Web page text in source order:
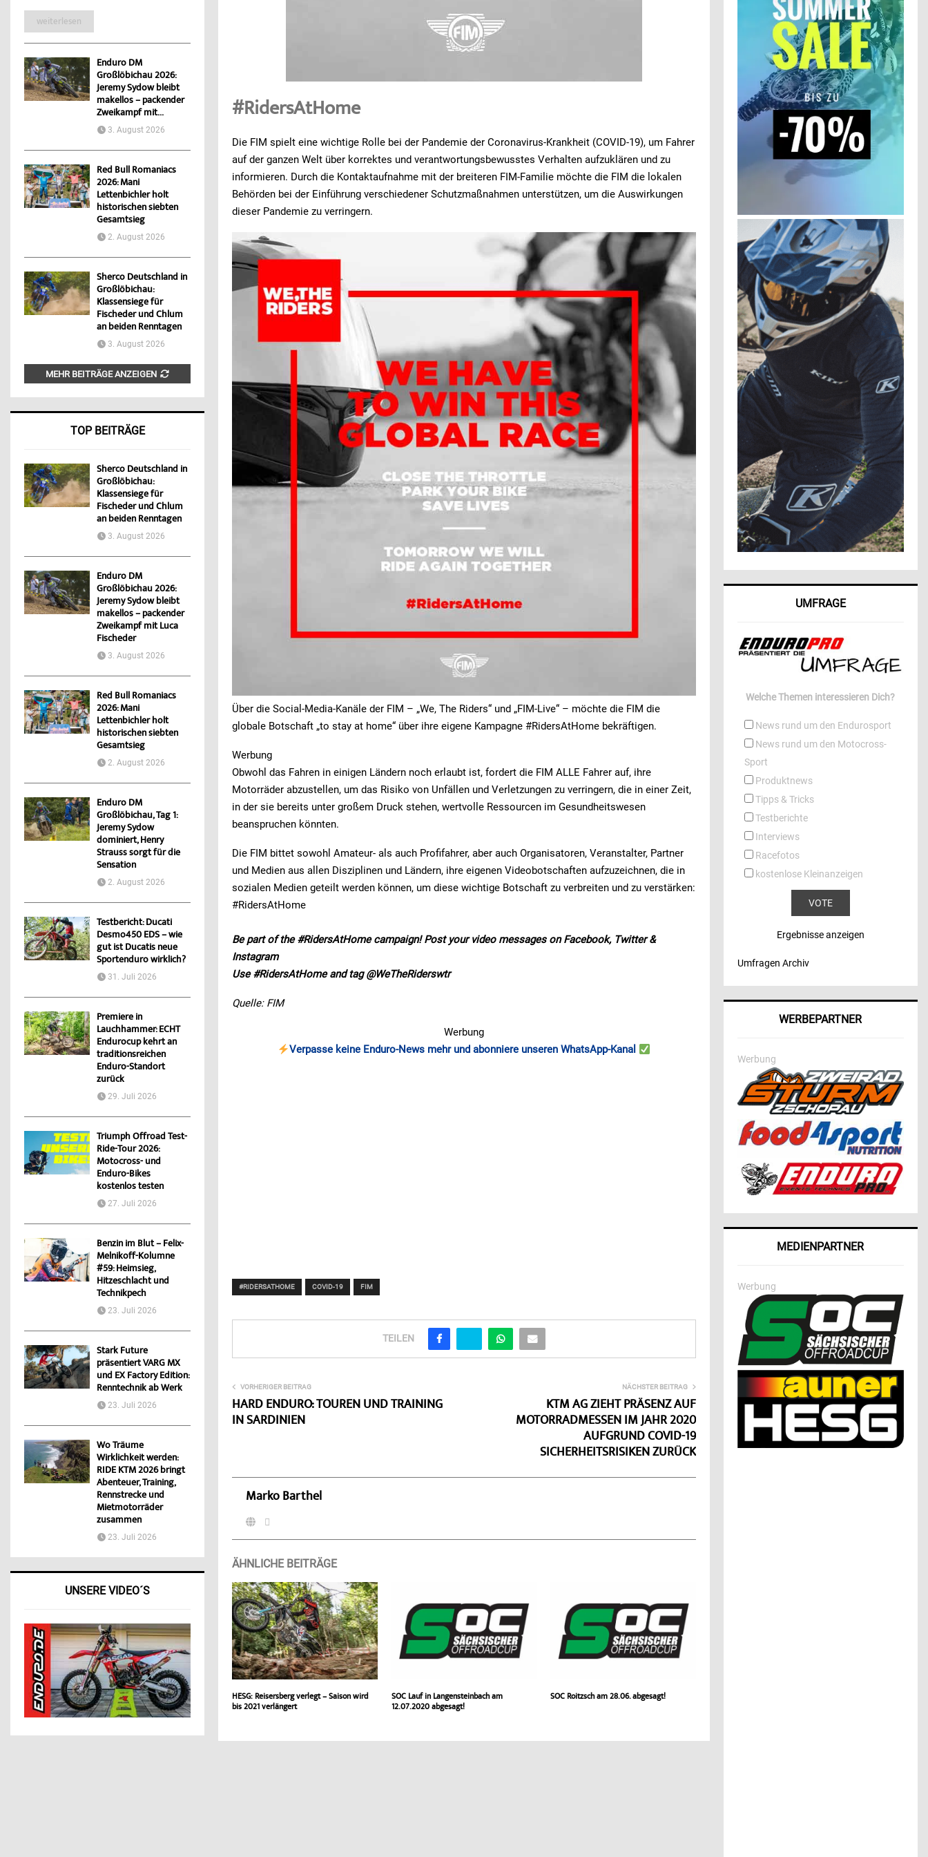
#RidersAtHome
Die FIM spielt eine wichtige Rolle bei der Pandemie der Coronavirus-Krankheit (COVID-19), um Fahrer
auf der ganzen Welt über korrektes und verantwortungsbewusstes Verhalten aufzuklären und zu
informieren. Durch die Kontaktaufnahme mit der breiteren FIM-Familie möchte die FIM die lokalen
Behörden bei der Einführung verschiedener Schutzmaßnahmen unterstützen, um die Auswirkungen
dieser Pandemie zu verringern.
Über die Social-Media-Kanäle der FIM – „We, The Riders“ und „FIM-Live“ – ​​möchte die FIM die
globale Botschaft „to stay at home“ über ihre eigene Kampagne #RidersAtHome bekräftigen.
Werbung
Obwohl das Fahren in einigen Ländern noch erlaubt ist, fordert die FIM ALLE Fahrer auf, ihre
Motorräder abzustellen, um das Risiko von Unfällen und Verletzungen zu verringern, die in einer Zeit,
in der sie bereits unter großem Druck stehen, wertvolle Ressourcen im Gesundheitswesen
beanspruchen könnten.
Die FIM bittet sowohl Amateur- als auch Profifahrer, aber auch Organisatoren, Veranstalter, Partner
und Medien aus allen Disziplinen und Ländern, ihre eigenen Videobotschaften aufzuzeichnen, die in
sozialen Medien geteilt werden können, um diese wichtige Botschaft zu verbreiten und zu verstärken:
#RidersAtHome
Be part of the #RidersAtHome campaign! Post your video messages on Facebook, Twitter &
Instagram
Use #RidersAtHome and tag @WeTheRiderswtr
Quelle: FIM
Werbung
Verpasse keine Enduro-News mehr und abonniere unseren WhatsApp-Kanal
#RIDERSATHOME COVID-19 FIM
TEILEN
VORHERIGER BEITRAG
HARD ENDURO: TOUREN UND TRAINING
IN SARDINIEN
NÄCHSTER BEITRAG
KTM AG ZIEHT PRÄSENZ AUF
MOTORRADMESSEN IM JAHR 2020
AUFGRUND COVID-19
SICHERHEITSRISIKEN ZURÜCK
Marko Barthel
ÄHNLICHE BEITRÄGE
HESG: Reisersberg verlegt – Saison wird
bis 2021 verlängert
SOC Lauf in Langensteinbach am
12.07.2020 abgesagt!
SOC Roitzsch am 28.06. abgesagt!
weiterlesen
Enduro DM
Großlöbichau 2026:
Jeremy Sydow bleibt
makellos – packender
Zweikampf mit...
3. August 2026
Red Bull Romaniacs
2026: Mani
Lettenbichler holt
historischen siebten
Gesamtsieg
2. August 2026
Sherco Deutschland in
Großlöbichau:
Klassensiege für
Fischeder und Chlum
an beiden Renntagen
3. August 2026
MEHR BEITRÄGE ANZEIGEN
TOP BEITRÄGE
Sherco Deutschland in
Großlöbichau:
Klassensiege für
Fischeder und Chlum
an beiden Renntagen
3. August 2026
Enduro DM
Großlöbichau 2026:
Jeremy Sydow bleibt
makellos – packender
Zweikampf mit Luca
Fischeder
3. August 2026
Red Bull Romaniacs
2026: Mani
Lettenbichler holt
historischen siebten
Gesamtsieg
2. August 2026
Enduro DM
Großlöbichau, Tag 1:
Jeremy Sydow
dominiert, Henry
Strauss sorgt für die
Sensation
2. August 2026
Testbericht: Ducati
Desmo450 EDS – wie
gut ist Ducatis neue
Sportenduro wirklich?
31. Juli 2026
Premiere in
Lauchhammer: ECHT
Endurocup kehrt an
traditionsreichen
Enduro-Standort
zurück
29. Juli 2026
Triumph Offroad Test-
Ride-Tour 2026:
Motocross- und
Enduro-Bikes
kostenlos testen
27. Juli 2026
Benzin im Blut – Felix-
Melnikoff-Kolumne
#59: Heimsieg,
Hitzeschlacht und
Technikpech
23. Juli 2026
Stark Future
präsentiert VARG MX
und EX Factory Edition:
Renntechnik ab Werk
23. Juli 2026
Wo Träume
Wirklichkeit werden:
RIDE KTM 2026 bringt
Abenteuer, Training,
Rennstrecke und
Mietmotorräder
zusammen
23. Juli 2026
UNSERE VIDEO´S
UMFRAGE
Welche Themen interessieren Dich?
News rund um den Endurosport
News rund um den Motocross-
Sport
Produktnews
Tipps & Tricks
Testberichte
Interviews
Racefotos
kostenlose Kleinanzeigen
Ergebnisse anzeigen
Umfragen Archiv
WERBEPARTNER
Werbung
MEDIENPARTNER
Werbung